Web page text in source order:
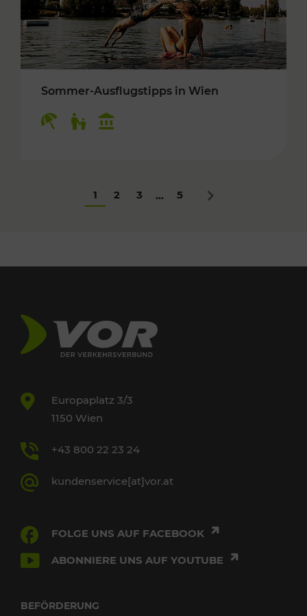
Sommer-Ausflugstipps in Wien
1 2 3 ... 5 Nächstes
Europaplatz 3/3
1150 Wien
+43 800 22 23 24
kundenservice[at]vor.at
FOLGE UNS AUF FACEBOOK
ABONNIERE UNS AUF YOUTUBE
BEFÖRDERUNG